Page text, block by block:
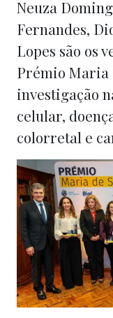
Neuza
Fernandes,
Lopes são os
Prémio Maria
investigação
celular,
colorretal e